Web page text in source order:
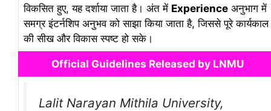
विकसित हुए, यह दर्शाया जाता है। अंत में Experience अनुभाग में
समग्र इंटर्नशिप अनुभव को साझा किया जाता है, जिससे पूरे कार्यकाल
की सीख और विकास स्पष्ट हो सके।
Official Guidelines Released by LNMU
Lalit Narayan Mithila University,